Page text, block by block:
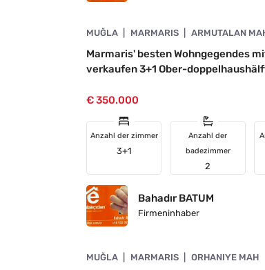
MUĞLA MARMARIS ARMUTALAN
Marmaris' besten Wohngegendes
verkaufen 3+1 Ober-
€ 350.000
Anzahl der zimmer
3+1
Anzahl der
badezimmer
2
Bahadır BATUM
Firmeninhaber
MUĞLA MARMARIS ORHANIYE MAH